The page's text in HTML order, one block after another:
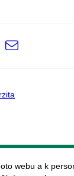
e-
webu a k